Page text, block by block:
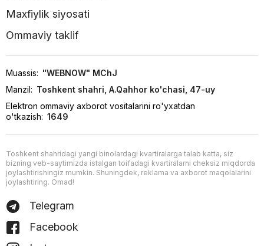
Maxfiylik siyosati
Ommaviy taklif
Muassis: "WEBNOW" MChJ
Manzil: Toshkent shahri, A.Qahhor ko'chasi, 47-uy
Elektron ommaviy axborot vositalarini ro'yxatdan
o'tkazish: 1649
Toshkent shahridagi yangi binolardagi kvartiralarga talab katta, siz
bizning veb-saytimizda istalgan toifadagi kvartiralarni cheksiz miqdorda
joylashtirishingiz mumkin. Shuningdek, reklama va axborot maqolalarini
joylashtiring. Omad!
Telegram
Facebook